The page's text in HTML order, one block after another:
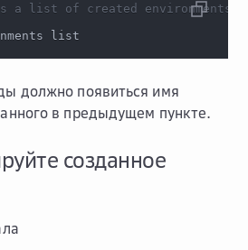
a list of created environments
list
должно появиться имя
в предыдущем пункте.
созданное